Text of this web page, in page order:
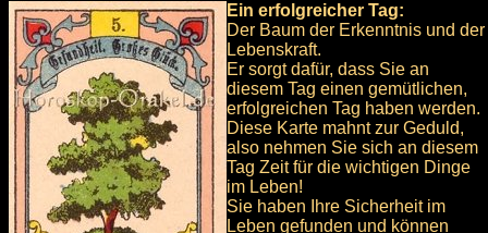
Ein erfolgreicher Tag:
Der Baum der Erkenntnis und der
Lebenskraft.
Er sorgt dafür, dass Sie an
diesem Tag einen gemütlichen,
erfolgreichen Tag haben werden.
Diese Karte mahnt zur Geduld,
also nehmen Sie sich an diesem
Tag Zeit für die wichtigen Dinge
im Leben!
Sie haben Ihre Sicherheit im
Leben gefunden und können